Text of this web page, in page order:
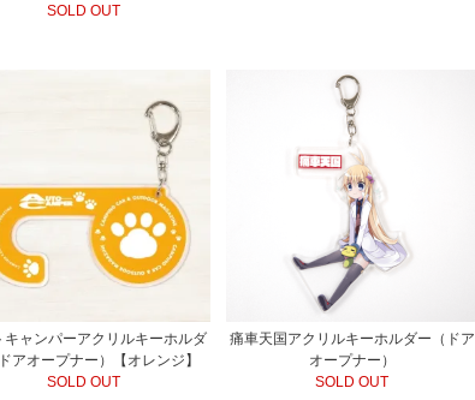
SOLD OUT
キャンパーアクリルキーホルダ
アオープナー）【オレンジ】
SOLD OUT
痛車天国アクリルキーホルダー（ドア
オープナー）
SOLD OUT